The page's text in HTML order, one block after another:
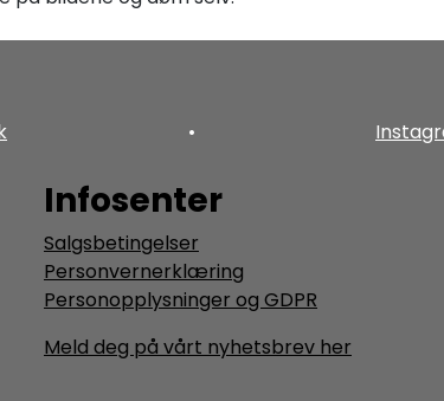
•
Infosenter
Salgsbetingelser
Personvernerklæring
Personopplysninger og GDPR
Meld deg på vårt nyhetsbrev her